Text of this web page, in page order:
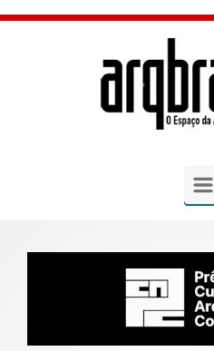
Skip to main content